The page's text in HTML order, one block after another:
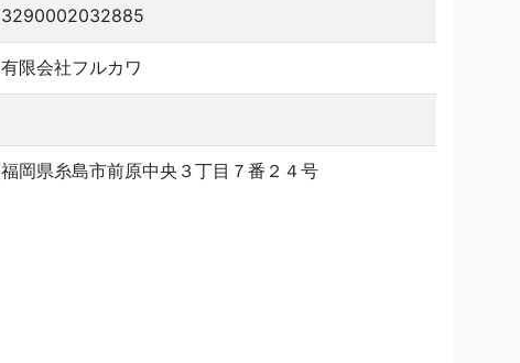
3290002032885
有限会社フルカワ
福岡県糸島市前原中央３丁目７番２４号